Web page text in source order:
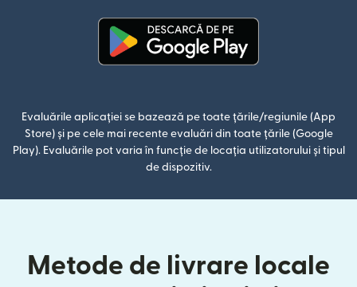
Evaluările aplicației se bazează pe toate țările/regiunile (App
Store) și pe cele mai recente evaluări din toate țările (Google
Play). Evaluările pot varia în funcție de locația utilizatorului și tipul
de dispozitiv.
Metode de livrare locale